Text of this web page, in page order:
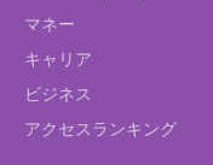
マネー
キャリア
ビジネス
アクセスランキング